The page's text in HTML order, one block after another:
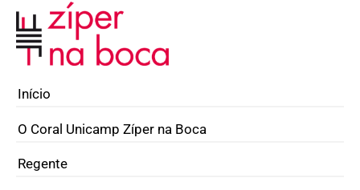
Início
O Coral Unicamp Zíper na Boca
Regente